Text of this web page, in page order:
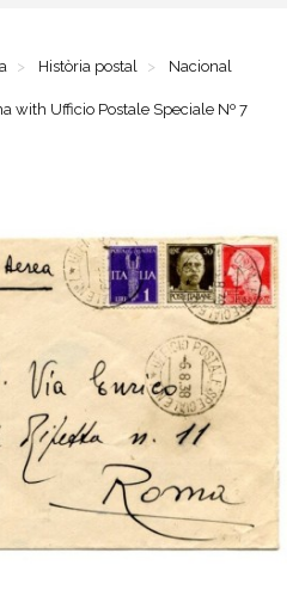
Història postal
Nacional
with Ufficio Postale Speciale Nº 7